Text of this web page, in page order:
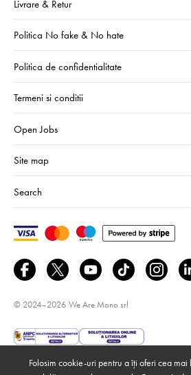
Livrare & Retur
Politica No fake & No hate
Politica de confidentialitate
Termeni si conditii
Open Jobs
Site map
Search
© 2024–2026 We Are Mono srl
Folosim cookie-uri pentru a îți oferi cea